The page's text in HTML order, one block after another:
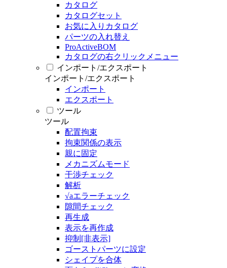
カタログ
カタログセット
お気に入りカタログ
パーツの入れ替え
ProActiveBOM
カタログの右クリックメニュー
インポート/エクスポート
インポート/エクスポート
インポート
エクスポート
ツール
ツール
配置拘束
拘束関係の表示
親に固定
メカニズムモード
干渉チェック
解析
√aエラーチェック
隙間チェック
再生成
表示を再作成
抑制[非表示]
ゴーストパーツに設定
シェイプを合体